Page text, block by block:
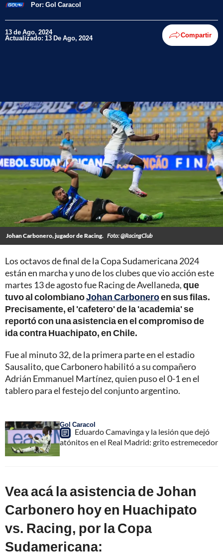
Por: Gol Caracol
13 de Ago, 2024
Actualizado: 13 De Ago, 2024 Compartir
Johan Carbonero, jugador de Racing. Foto: @RacingClub
Los octavos de final de la Copa Sudamericana 2024
están en marcha y uno de los clubes que vio acción este
martes 13 de agosto fue Racing de Avellaneda,que
tuvo al colombianoJohan Carboneroen sus filas.
Precisamente, el 'cafetero' de la 'academia' se
reportó con una asistencia en el compromiso de
ida contra Huachipato, en Chile.
Fue al minuto 32, de la primera parte en el estadio
Sausalito, que Carbonero habilitó a su compañero
Adrián Emmanuel Martínez, quien puso el 0-1 en el
tablero para el festejo del conjunto argentino.
Gol Caracol
Eduardo Camavinga y la lesión que dejó
atónitos en el Real Madrid: grito estremecedor
Vea acá la asistencia de Johan
Carbonero hoy en Huachipato
vs. Racing, por la Copa
Sudamericana: